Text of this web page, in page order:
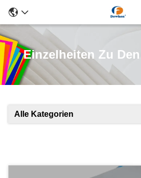
Einzelheiten Zu
Alle Kategorien